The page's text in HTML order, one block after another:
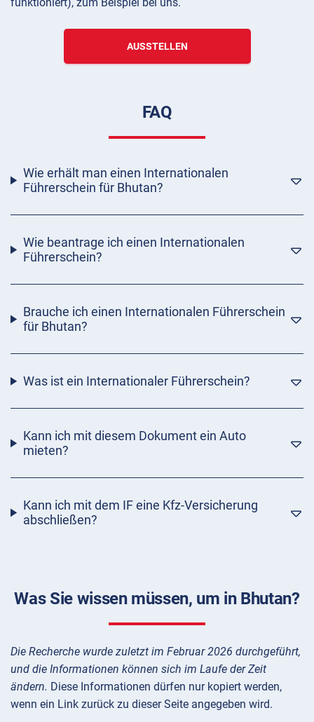
funktioniert), zum Beispiel bei uns.
AUSSTELLEN
FAQ
Wie erhält man einen Internationalen
Führerschein für Bhutan?
Wie beantrage ich einen Internationalen
Führerschein?
Brauche ich einen Internationalen Führerschein
für Bhutan?
Was ist ein Internationaler Führerschein?
Kann ich mit diesem Dokument ein Auto
mieten?
Kann ich mit dem IF eine Kfz-Versicherung
abschließen?
Was Sie wissen müssen, um in Bhutan?
Die Recherche wurde zuletzt im Februar 2026 durchgeführt,
und die Informationen können sich im Laufe der Zeit
ändern. Diese Informationen dürfen nur kopiert werden,
wenn ein Link zurück zu dieser Seite angegeben wird.